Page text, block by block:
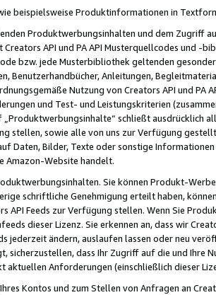
beispielsweise Produktinformationen in
Produktwerbungsinhalten und dem Zugriff
Creators API und PA API Musterquellcodes und
bzw. jede Musterbibliothek geltenden
Benutzerhandbücher, Anleitungen,
Nutzung von Creators API und PA
und Test- und Leistungskriterien
schließt ausdrücklich
stellen, sowie alle von uns zur Verfügung
Daten, Bilder, Texte oder sonstige
Amazon-Website handelt.
Sie können Produkt-
schriftliche Genehmigung erteilt haben,
API Feeds zur Verfügung stellen. Wenn Sie
dieser Lizenz. Sie erkennen an, dass wir
jederzeit ändern, auslaufen lassen oder neu
sicherzustellen, dass Ihr Zugriff auf die und Ihre
aktuellen Anforderungen (einschließlich dieser
Kontos und zum Stellen von Anfragen an